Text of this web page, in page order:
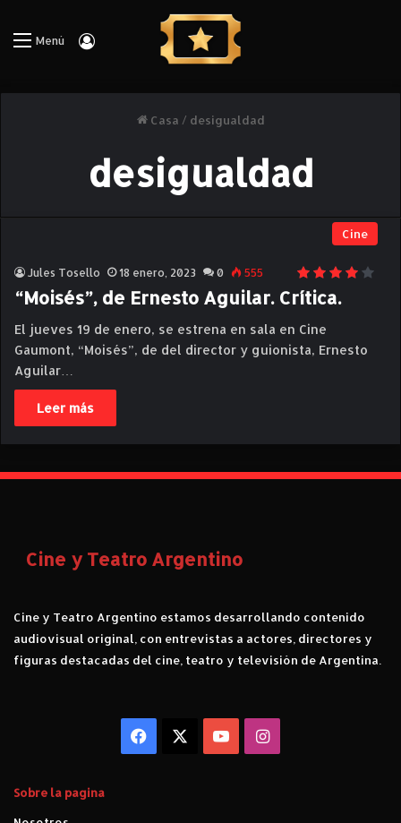
Menú Iniciar Sesión
Casa / desigualdad
desigualdad
Cine
Jules Tosello 18 enero, 2023 0 555
“Moisés”, de Ernesto Aguilar. Crítica.
El jueves 19 de enero, se estrena en sala en Cine
Gaumont, “Moisés”, de del director y guionista, Ernesto
Aguilar…
Leer más
Cine y Teatro Argentino
Cine y Teatro Argentino estamos desarrollando contenido
audiovisual original, con entrevistas a actores, directores y
figuras destacadas del cine, teatro y televisión de Argentina.
Facebook YouTubeInstagram
Sobre la pagina